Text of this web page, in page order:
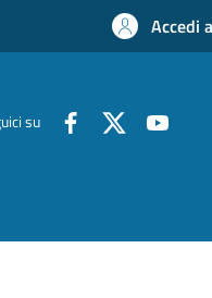
Accedi
su